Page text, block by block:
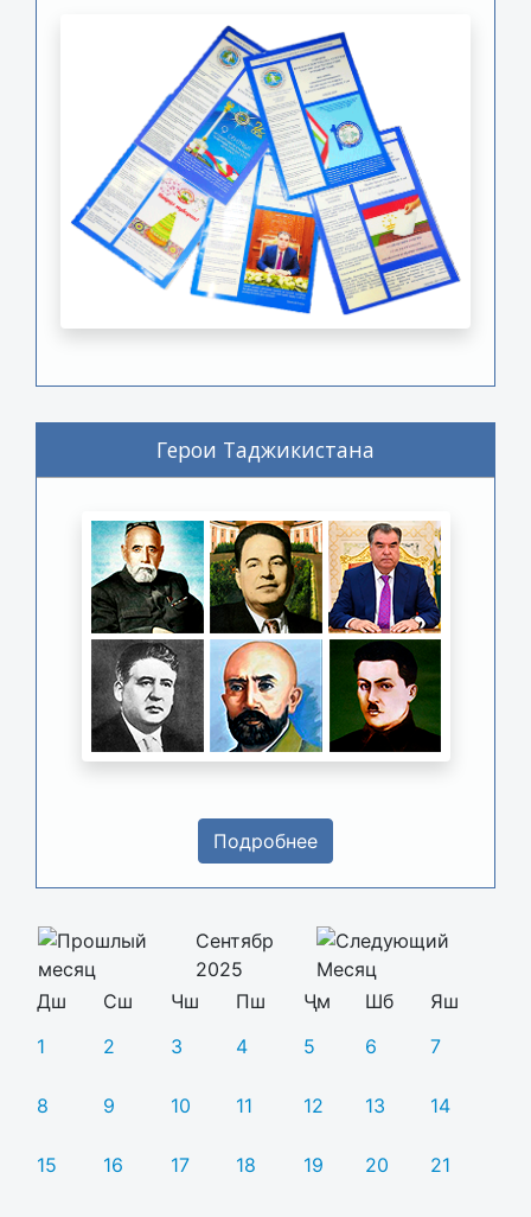
Герои Таджикистана
Подробнее
Сентябр
2025
Дш
Сш Чш Пш Ҷм Шб
Яш
1
2 3 4 5 6 7
8 9 10 11 12 13 14
15 16 17 18 19 20 21